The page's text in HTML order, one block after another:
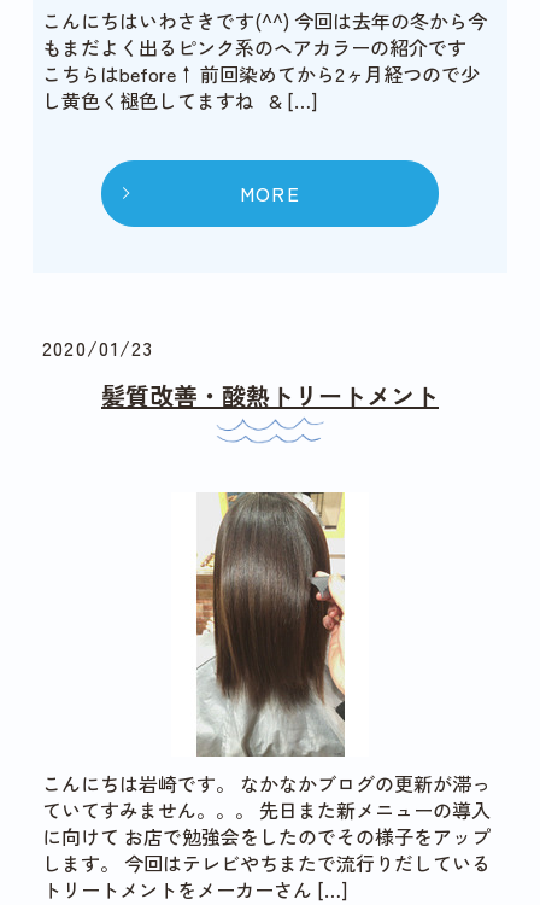
こんにちはいわさきです(^^) 今回は去年の冬から今
もまだよく出るピンク系のヘアカラーの紹介です
こちらはbefore↑ 前回染めてから2ヶ月経つので少
し黄色く褪色してますね & […]
MORE
2020/01/23
髪質改善・酸熱トリートメント
こんにちは岩崎です。 なかなかブログの更新が滞っ
ていてすみません。。。 先日また新メニューの導入
に向けて お店で勉強会をしたのでその様子をアップ
します。 今回はテレビやちまたで流行りだしている
トリートメントをメーカーさん […]